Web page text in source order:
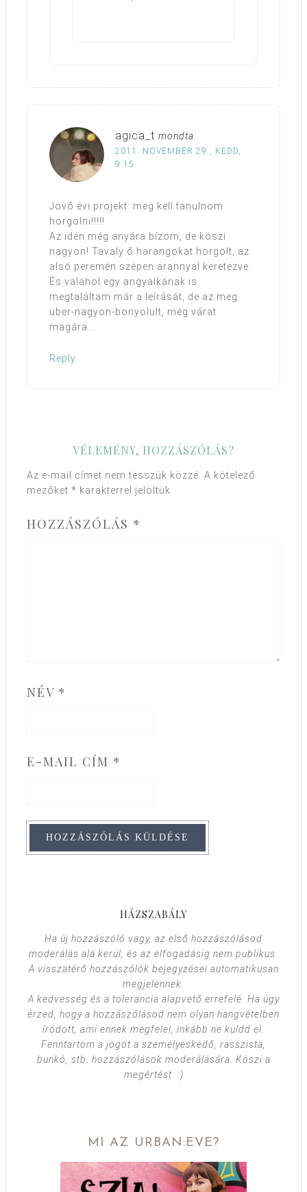
agica_t mondta
2011. NOVEMBER 29., KEDD,
9:15
Jövő évi projekt: meg kell tanulnom
horgolni!!!!!
Az idén még anyára bízom, de köszi
nagyon! Tavaly ő harangokat horgolt, az
alsó peremén szépen arannyal keretezve.
És valahol egy angyalkának is
megtaláltam már a leírását, de az meg
über-nagyon-bonyolult, még várat
magára….
Reply
VÉLEMÉNY, HOZZÁSZÓLÁS?
Az e-mail címet nem tesszük közzé. A kötelező
mezőket * karakterrel jelöltük
HOZZÁSZÓLÁS *
NÉV *
E-MAIL CÍM *
HÁZSZABÁLY
Ha új hozzászóló vagy, az első hozzászólásod
moderálás alá kerül, és az elfogadásig nem publikus.
A visszatérő hozzászólók bejegyzései automatikusan
megjelennek.
A kedvesség és a tolerancia alapvető errefelé. Ha úgy
érzed, hogy a hozzászólásod nem olyan hangvételben
íródott, ami ennek megfelel, inkább ne küldd el.
Fenntartom a jogot a személyeskedő, rasszista,
bunkó, stb. hozzászólások moderálására. Köszi a
megértést. :)
MI AZ URBAN:EVE?